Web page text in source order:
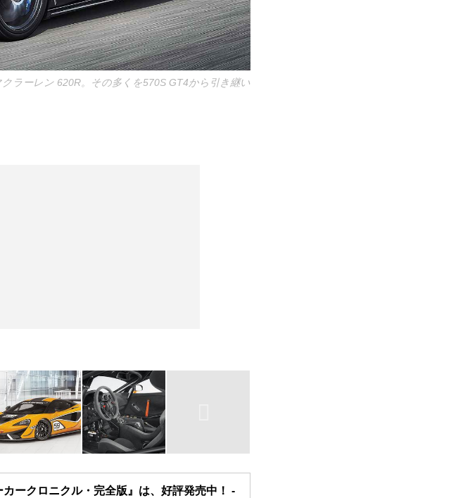
ラーレン 620R。その多くを570S GT4から引き継い
カークロニクル・完全版』は、好評発売中！ -